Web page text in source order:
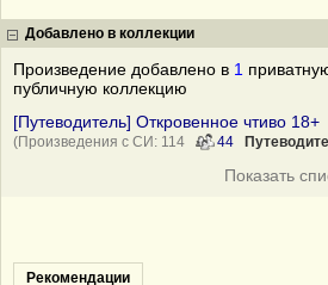
Добавлено в коллекции
Произведение добавлено в 1
публичную коллекцию
[Путеводитель] Откровенное чтиво 18+
(Произведения с СИ: 114 44
Показать
Рекомендации